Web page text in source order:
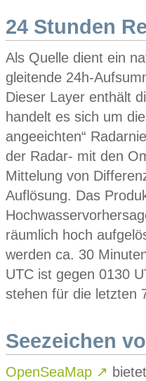
24 Stunden
Als Quelle dient ein
gleitende 24h-
Dieser Layer enthält
handelt es sich um
angeeichten“
der Radar- mit den
Mittelung von
Auflösung. Das
räumlich hoch
werden ca. 30
UTC ist gegen 0130
stehen für die letzten
Seezeichen
OpenSeaMap ↗